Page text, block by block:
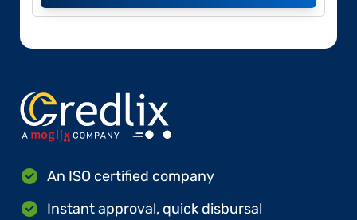
An ISO certified company
Instant approval, quick disbursal